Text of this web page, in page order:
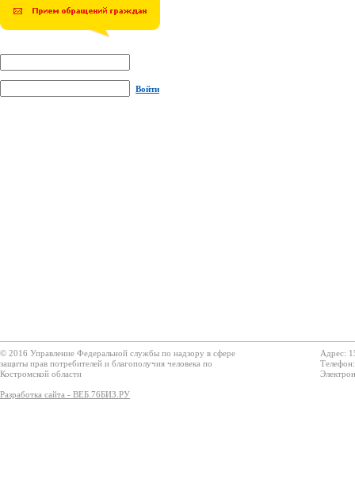
Войти
© 2016 Управление Федеральной службы по надзору в сфере
защиты прав потребителей и благополучия человека по
Костромской области
Разработка сайта - ВЕБ.76БИЗ.РУ
Адрес: